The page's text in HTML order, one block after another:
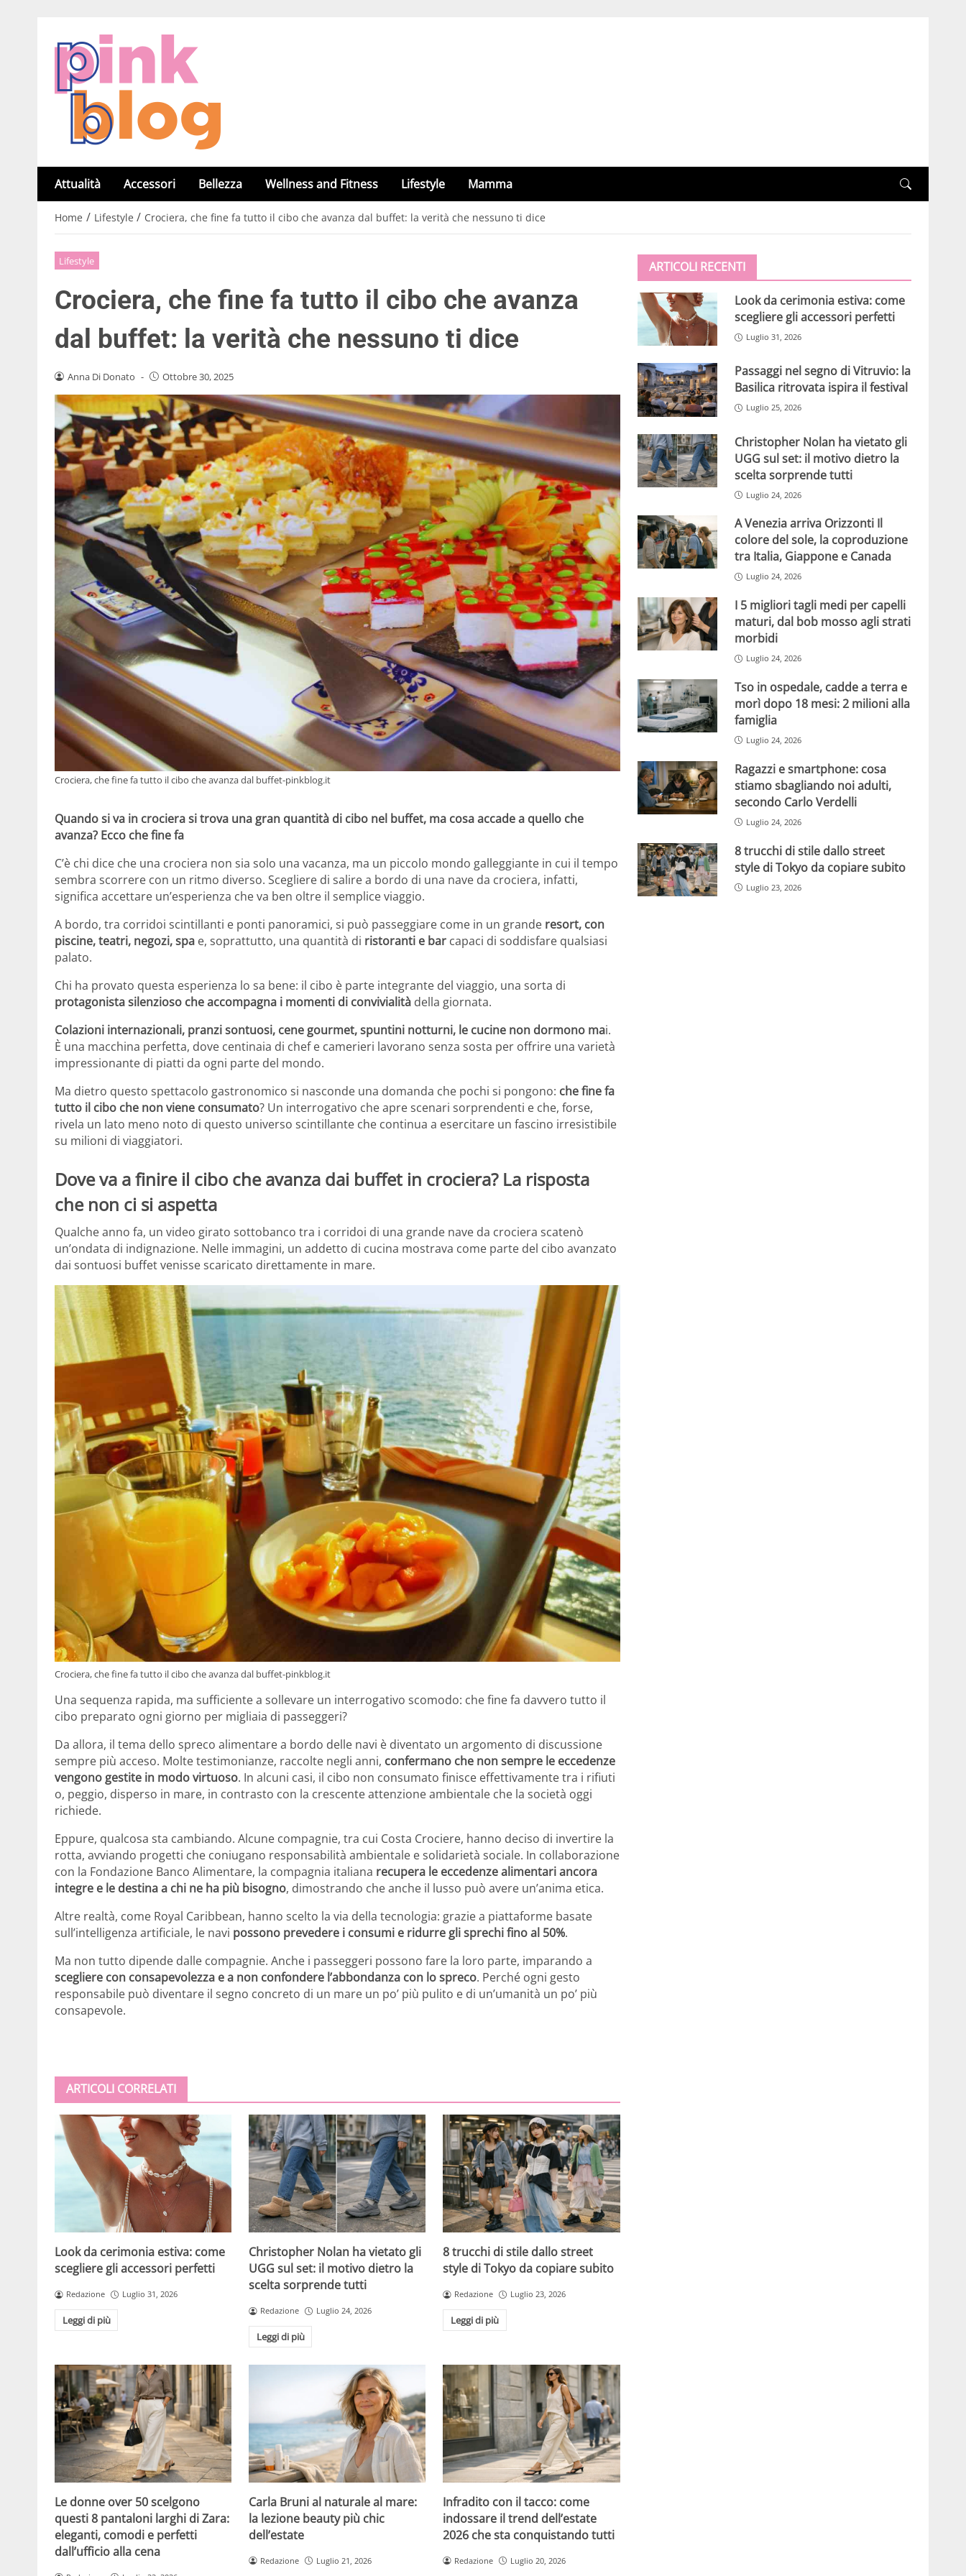
Attualità Accessori Bellezza Wellness and Fitness Lifestyle Mamma
Home / Lifestyle / Crociera, che fine fa tutto il cibo che avanza dal buffet: la verità che nessuno ti dice
Lifestyle
Crociera, che fine fa tutto il cibo che avanza
dal buffet: la verità che nessuno ti dice
Anna Di Donato - Ottobre 30, 2025
Crociera, che fine fa tutto il cibo che avanza dal buffet-pinkblog.it
Quando si va in crociera si trova una gran quantità di cibo nel buffet, ma cosa accade a quello che
avanza? Ecco che fine fa
C’è chi dice che una crociera non sia solo una vacanza, ma un piccolo mondo galleggiante in cui il tempo
sembra scorrere con un ritmo diverso. Scegliere di salire a bordo di una nave da crociera, infatti,
significa accettare un’esperienza che va ben oltre il semplice viaggio.
A bordo, tra corridoi scintillanti e ponti panoramici, si può passeggiare come in un grande resort, con
piscine, teatri, negozi, spa e, soprattutto, una quantità di ristoranti e bar capaci di soddisfare qualsiasi
palato.
Chi ha provato questa esperienza lo sa bene: il cibo è parte integrante del viaggio, una sorta di
protagonista silenzioso che accompagna i momenti di convivialità della giornata.
Colazioni internazionali, pranzi sontuosi, cene gourmet, spuntini notturni, le cucine non dormono mai.
È una macchina perfetta, dove centinaia di chef e camerieri lavorano senza sosta per offrire una varietà
impressionante di piatti da ogni parte del mondo.
Ma dietro questo spettacolo gastronomico si nasconde una domanda che pochi si pongono: che fine fa
tutto il cibo che non viene consumato? Un interrogativo che apre scenari sorprendenti e che, forse,
rivela un lato meno noto di questo universo scintillante che continua a esercitare un fascino irresistibile
su milioni di viaggiatori.
Dove va a finire il cibo che avanza dai buffet in crociera? La risposta
che non ci si aspetta
Qualche anno fa, un video girato sottobanco tra i corridoi di una grande nave da crociera scatenò
un’ondata di indignazione. Nelle immagini, un addetto di cucina mostrava come parte del cibo avanzato
dai sontuosi buffet venisse scaricato direttamente in mare.
Crociera, che fine fa tutto il cibo che avanza dal buffet-pinkblog.it
Una sequenza rapida, ma sufficiente a sollevare un interrogativo scomodo: che fine fa davvero tutto il
cibo preparato ogni giorno per migliaia di passeggeri?
Da allora, il tema dello spreco alimentare a bordo delle navi è diventato un argomento di discussione
sempre più acceso. Molte testimonianze, raccolte negli anni, confermano che non sempre le eccedenze
vengono gestite in modo virtuoso. In alcuni casi, il cibo non consumato finisce effettivamente tra i rifiuti
o, peggio, disperso in mare, in contrasto con la crescente attenzione ambientale che la società oggi
richiede.
Eppure, qualcosa sta cambiando. Alcune compagnie, tra cui Costa Crociere, hanno deciso di invertire la
rotta, avviando progetti che coniugano responsabilità ambientale e solidarietà sociale. In collaborazione
con la Fondazione Banco Alimentare, la compagnia italiana recupera le eccedenze alimentari ancora
integre e le destina a chi ne ha più bisogno, dimostrando che anche il lusso può avere un’anima etica.
Altre realtà, come Royal Caribbean, hanno scelto la via della tecnologia: grazie a piattaforme basate
sull’intelligenza artificiale, le navi possono prevedere i consumi e ridurre gli sprechi fino al 50%.
Ma non tutto dipende dalle compagnie. Anche i passeggeri possono fare la loro parte, imparando a
scegliere con consapevolezza e a non confondere l’abbondanza con lo spreco. Perché ogni gesto
responsabile può diventare il segno concreto di un mare un po’ più pulito e di un’umanità un po’ più
consapevole.
ARTICOLI CORRELATI
Look da cerimonia estiva: come
scegliere gli accessori perfetti
Redazione Luglio 31, 2026
Leggi di più
Christopher Nolan ha vietato gli
UGG sul set: il motivo dietro la
scelta sorprende tutti
Redazione Luglio 24, 2026
Leggi di più
8 trucchi di stile dallo street
style di Tokyo da copiare subito
Redazione Luglio 23, 2026
Leggi di più
Le donne over 50 scelgono
questi 8 pantaloni larghi di Zara:
eleganti, comodi e perfetti
dall’ufficio alla cena
Carla Bruni al naturale al mare:
la lezione beauty più chic
dell’estate
Redazione Luglio 21, 2026
Infradito con il tacco: come
indossare il trend dell’estate
2026 che sta conquistando tutti
Redazione Luglio 20, 2026
ARTICOLI RECENTI
Look da cerimonia estiva: come
scegliere gli accessori perfetti
Luglio 31, 2026
Passaggi nel segno di Vitruvio: la
Basilica ritrovata ispira il festival
Luglio 25, 2026
Christopher Nolan ha vietato gli
UGG sul set: il motivo dietro la
scelta sorprende tutti
Luglio 24, 2026
A Venezia arriva Orizzonti Il
colore del sole, la coproduzione
tra Italia, Giappone e Canada
Luglio 24, 2026
I 5 migliori tagli medi per capelli
maturi, dal bob mosso agli strati
morbidi
Luglio 24, 2026
Tso in ospedale, cadde a terra e
morì dopo 18 mesi: 2 milioni alla
famiglia
Luglio 24, 2026
Ragazzi e smartphone: cosa
stiamo sbagliando noi adulti,
secondo Carlo Verdelli
Luglio 24, 2026
8 trucchi di stile dallo street
style di Tokyo da copiare subito
Luglio 23, 2026